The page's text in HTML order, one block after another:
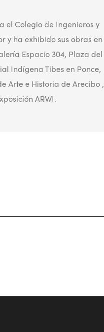
el Colegio de Ingenieros y
y ha exhibido sus obras en
Espacio 304, Plaza del
Indígena Tibes en Ponce,
Arte e Historia de Arecibo ,
ARWI.